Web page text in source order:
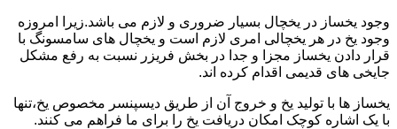
وجود یخساز در یخچال بسیار ضروری و لازم می باشد.زیرا امروزه
وجود یخ در هر یخچالی امری لازم است و یخچال های سامسونگ با
قرار دادن یخساز مجزا و جدا در بخش فریزر نسبت به رفع مشکل
جایخی های قدیمی اقدام کرده اند.
یخساز ها با تولید یخ و خروج آن از طریق دیسپنسر مخصوص یخ،تنها
با یک اشاره کوچک امکان دریافت یخ را برای ما فراهم می کنند.